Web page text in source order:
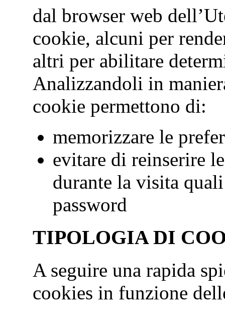
dal browser web
cookie, alcuni per
altri per abilitare
Analizzandoli in
cookie permettono di:
memorizzare le
evitare di reinserire
durante la visita
password
TIPOLOGIA DI
A seguire una rapida
cookies in funzione